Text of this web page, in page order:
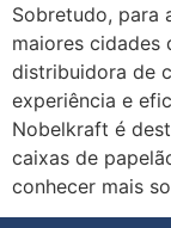
Sobretudo, para
maiores cidades
distribuidora de
experiência e
Nobelkraft é
caixas de
conhecer mais